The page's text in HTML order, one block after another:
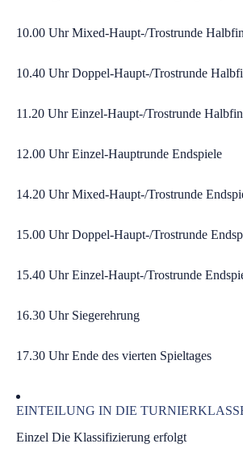
10.00 Uhr Mixed-Haupt-/Trostrunde
10.40 Uhr Doppel-Haupt-/Trostrunde
11.20 Uhr Einzel-Haupt-/Trostrunde
12.00 Uhr Einzel-Hauptrunde Endspiele
14.20 Uhr Mixed-Haupt-/Trostrunde
15.00 Uhr Doppel-Haupt-/Trostrunde
15.40 Uhr Einzel-Haupt-/Trostrunde
16.30 Uhr Siegerehrung
17.30 Uhr Ende des vierten Spieltages
EINTEILUNG IN DIE
Einzel Die Klassifizierung erfolgt